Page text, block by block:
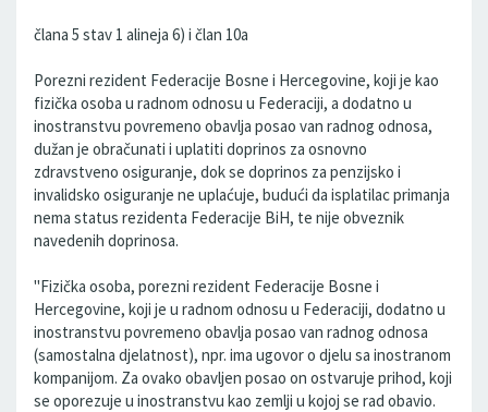
člana 5 stav 1 alineja 6) i član 10a
Porezni rezident Federacije Bosne i Hercegovine, koji je kao
fizička osoba u radnom odnosu u Federaciji, a dodatno u
inostranstvu povremeno obavlja posao van radnog odnosa,
dužan je obračunati i uplatiti doprinos za osnovno
zdravstveno osiguranje, dok se doprinos za penzijsko i
invalidsko osiguranje ne uplaćuje, budući da isplatilac primanja
nema status rezidenta Federacije BiH, te nije obveznik
navedenih doprinosa.
"Fizička osoba, porezni rezident Federacije Bosne i
Hercegovine, koji je u radnom odnosu u Federaciji, dodatno u
inostranstvu povremeno obavlja posao van radnog odnosa
(samostalna djelatnost), npr. ima ugovor o djelu sa inostranom
kompanijom. Za ovako obavljen posao on ostvaruje prihod, koji
se oporezuje u inostranstvu kao zemlji u kojoj se rad obavio.